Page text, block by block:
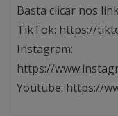
Basta clicar nos
TikTok: https://
Instagram:
https://
Youtube: https://